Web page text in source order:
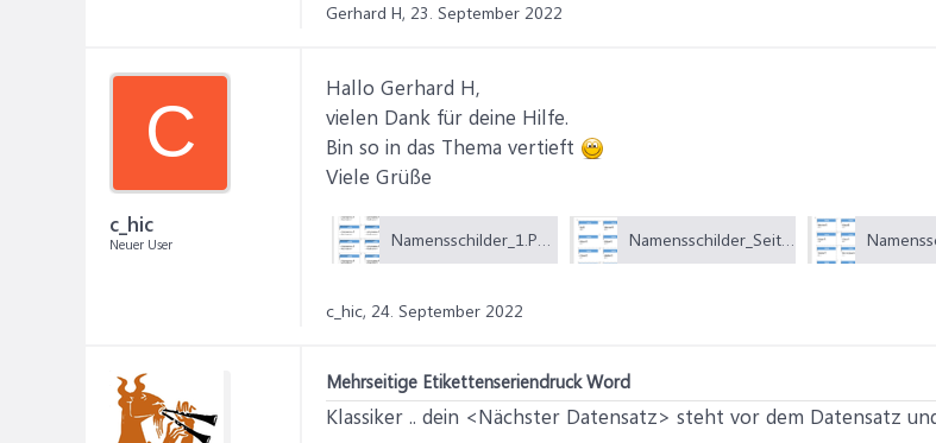
Gerhard H, 23. September 2022
C
c_hic
Neuer User
Hallo Gerhard H,
vielen Dank für deine Hilfe.
Bin so in das Thema vertieft
Viele Grüße
Namensschilder_1.PNG (24,4 KB) Namensschilder_Seite1.PNG (35,5 KB)
c_hic, 24. September 2022
Mehrseitige Etikettenseriendruck Word
Klassiker .. dein <Nächster Datensatz> steht vor dem Datensatz